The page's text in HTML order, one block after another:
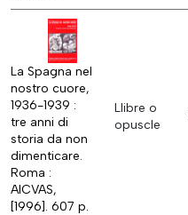
La Spagna nel
nostro cuore,
1936-1939 :
tre anni di
storia da non
dimenticare.
Roma :
AICVAS,
[1996]. 607 p.
Llibre o
opuscle